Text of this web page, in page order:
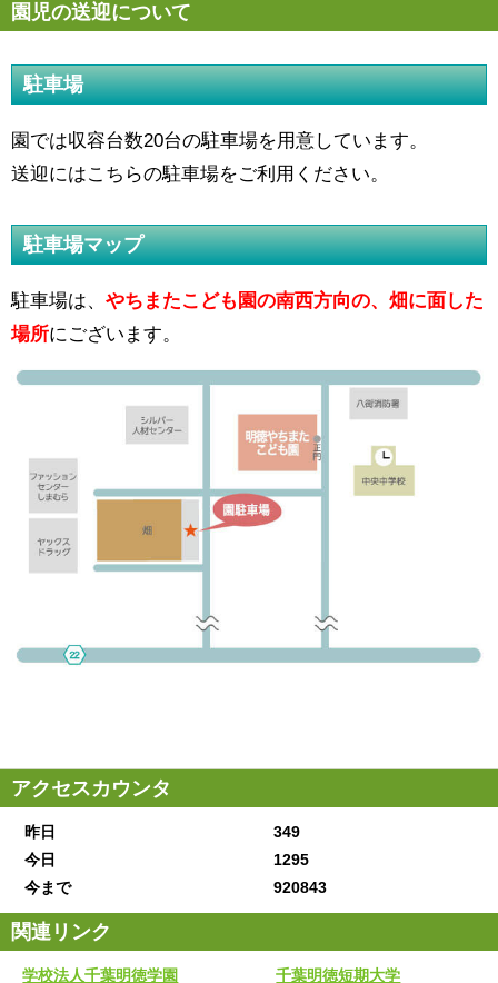
園児の送迎について
駐車場
園では収容台数20台の駐車場を用意しています。
送迎にはこちらの駐車場をご利用ください。
駐車場マップ
駐車場は、 やちまたこども園の南西方向の、畑に面した
場所にございます。
アクセスカウンタ
昨日
349
今日
1295
今まで
920843
関連リンク
学校法人千葉明徳学園 千葉明徳短期大学